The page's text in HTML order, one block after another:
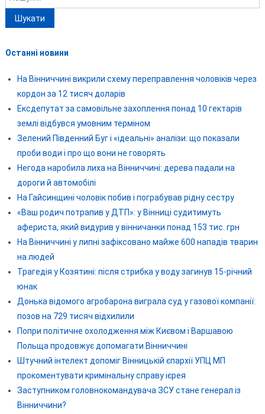
Останні новини
На Вінниччині викрили схему переправлення чоловіків через
кордон за 12 тисяч доларів
Ексдепутат за самовільне захоплення понад 10 гектарів
землі відбувся умовним терміном
Зелений Південний Буг і «ідеальні» аналізи: що показали
проби води і про що вони не говорять
Негода наробила лиха на Вінниччині: дерева падали на
дороги й автомобілі
На Гайсинщині чоловік побив і пограбував рідну сестру
«Ваш родич потрапив у ДТП»: у Вінниці судитимуть
афериста, який видурив у вінничанки понад 153 тис. грн
На Вінниччині у липні зафіксовано майже 600 нападів тварин
на людей
Трагедія у Козятині: після стрибка у воду загинув 15-річний
юнак
Донька відомого агробарона виграла суд у газової компанії:
позов на 729 тисяч відхилили
Попри політичне охолодження між Києвом і Варшавою
Польща продовжує допомагати Вінниччині
Штучний інтелект допоміг Вінницькій єпархії УПЦ МП
прокоментувати кримінальну справу ієрея
Заступником головнокомандувача ЗСУ стане генерал із
Вінниччини?